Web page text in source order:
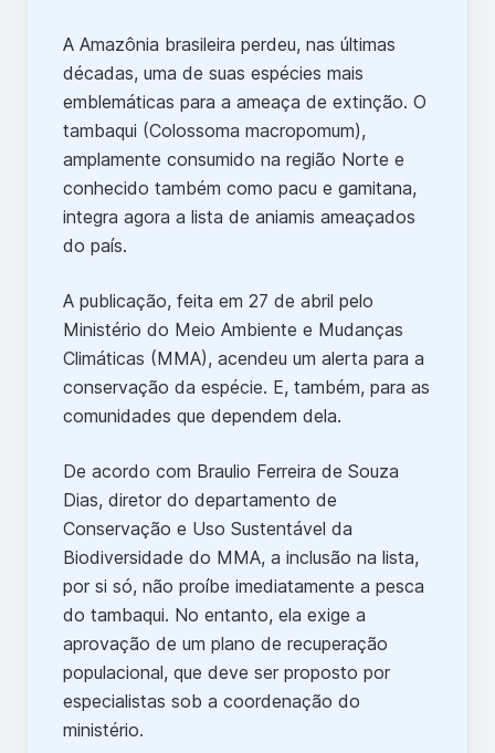
A Amazônia brasileira perdeu, nas últimas
décadas, uma de suas espécies mais
emblemáticas para a ameaça de extinção. O
tambaqui (Colossoma macropomum),
amplamente consumido na região Norte e
conhecido também como pacu e gamitana,
integra agora a lista de aniamis ameaçados
do país.
A publicação, feita em 27 de abril pelo
Ministério do Meio Ambiente e Mudanças
Climáticas (MMA), acendeu um alerta para a
conservação da espécie. E, também, para as
comunidades que dependem dela.
De acordo com Braulio Ferreira de Souza
Dias, diretor do departamento de
Conservação e Uso Sustentável da
Biodiversidade do MMA, a inclusão na lista,
por si só, não proíbe imediatamente a pesca
do tambaqui. No entanto, ela exige a
aprovação de um plano de recuperação
populacional, que deve ser proposto por
especialistas sob a coordenação do
ministério.